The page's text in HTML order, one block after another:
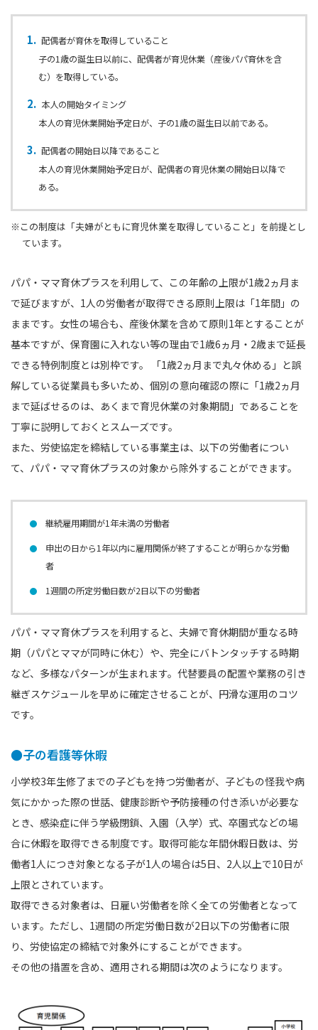
配偶者が育休を取得していること
子の1歳の誕生日以前に、配偶者が育児休業（産後パパ育休を含
む）を取得している。
本人の開始タイミング
本人の育児休業開始予定日が、子の1歳の誕生日以前である。
配偶者の開始日以降であること
本人の育児休業開始予定日が、配偶者の育児休業の開始日以降で
ある。
※この制度は「夫婦がともに育児休業を取得していること」を前提とし
ています。
パパ・ママ育休プラスを利用して、この年齢の上限が1歳2ヵ月ま
で延びますが、1人の労働者が取得できる原則上限は「1年間」の
ままです。女性の場合も、産後休業を含めて原則1年とすることが
基本ですが、保育園に入れない等の理由で1歳6ヵ月・2歳まで延長
できる特例制度とは別枠です。 「1歳2ヵ月まで丸々休める」と誤
解している従業員も多いため、個別の意向確認の際に「1歳2ヵ月
まで延ばせるのは、あくまで育児休業の対象期間」であることを
丁寧に説明しておくとスムーズです。
また、労使協定を締結している事業主は、以下の労働者につい
て、パパ・ママ育休プラスの対象から除外することができます。
継続雇用期間が1年未満の労働者
申出の日から1年以内に雇用関係が終了することが明らかな労働
者
1週間の所定労働日数が2日以下の労働者
パパ・ママ育休プラスを利用すると、夫婦で育休期間が重なる時
期（パパとママが同時に休む）や、完全にバトンタッチする時期
など、多様なパターンが生まれます。代替要員の配置や業務の引き
継ぎスケジュールを早めに確定させることが、円滑な運用のコツ
です。
●子の看護等休暇
小学校3年生修了までの子どもを持つ労働者が、子どもの怪我や病
気にかかった際の世話、健康診断や予防接種の付き添いが必要な
とき、感染症に伴う学級閉鎖、入園（入学）式、卒園式などの場
合に休暇を取得できる制度です。取得可能な年間休暇日数は、労
働者1人につき対象となる子が1人の場合は5日、2人以上で10日が
上限とされています。
取得できる対象者は、日雇い労働者を除く全ての労働者となって
います。ただし、1週間の所定労働日数が2日以下の労働者に限
り、労使協定の締結で対象外にすることができます。
その他の措置を含め、適用される期間は次のようになります。